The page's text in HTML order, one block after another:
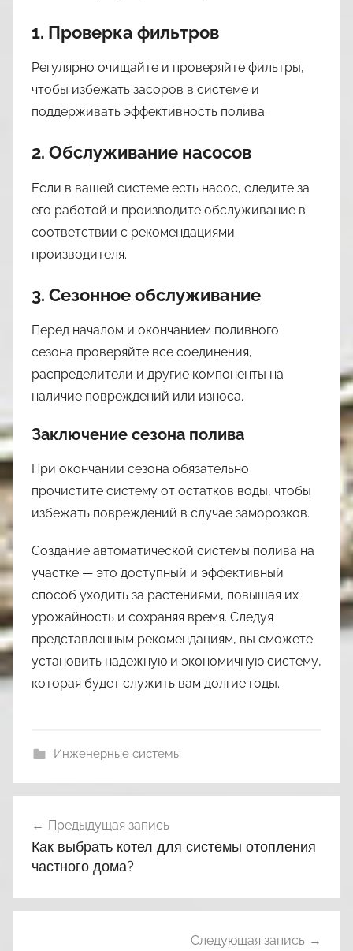
1. Проверка фильтров
Регулярно очищайте и проверяйте фильтры,
чтобы избежать засоров в системе и
поддерживать эффективность полива.
2. Обслуживание насосов
Если в вашей системе есть насос, следите за
его работой и производите обслуживание в
соответствии с рекомендациями
производителя.
3. Сезонное обслуживание
Перед началом и окончанием поливного
сезона проверяйте все соединения,
распределители и другие компоненты на
наличие повреждений или износа.
Заключение сезона полива
При окончании сезона обязательно
прочистите систему от остатков воды, чтобы
избежать повреждений в случае заморозков.
Создание автоматической системы полива на
участке — это доступный и эффективный
способ уходить за растениями, повышая их
урожайность и сохраняя время. Следуя
представленным рекомендациям, вы сможете
установить надежную и экономичную систему,
которая будет служить вам долгие годы.
Инженерные системы
по
записям
Предыдущая запись
Как выбрать котел для системы отопления
частного дома?
Следующая запись